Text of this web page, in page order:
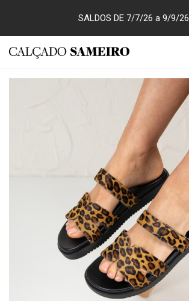
SALDOS DE 7/7/26 a 9/9/26